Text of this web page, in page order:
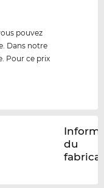
pouvez
Dans notre
Pour ce prix
du